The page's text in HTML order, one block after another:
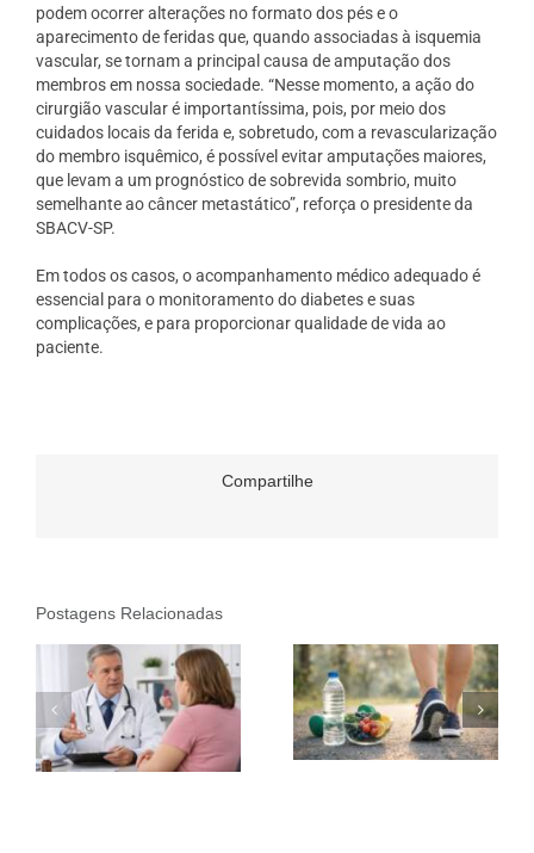
podem ocorrer alterações no formato dos pés e o
aparecimento de feridas que, quando associadas à isquemia
vascular, se tornam a principal causa de amputação dos
membros em nossa sociedade. “Nesse momento, a ação do
cirurgião vascular é importantíssima, pois, por meio dos
cuidados locais da ferida e, sobretudo, com a revascularização
do membro isquêmico, é possível evitar amputações maiores,
que levam a um prognóstico de sobrevida sombrio, muito
semelhante ao câncer metastático”, reforça o presidente da
SBACV-SP.
Em todos os casos, o acompanhamento médico adequado é
essencial para o monitoramento do diabetes e suas
complicações, e para proporcionar qualidade de vida ao
paciente.
Compartilhe
Postagens Relacionadas